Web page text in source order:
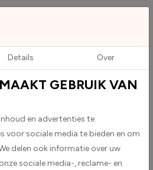
(Artikel 461 wetboek voor
als rechthoekige stickers.Deze
teksten.Artikel 461 Letterlijk staat in
volgende geschreven: ?Hij die, zonder
op eens anders grond waarvan de
Details Over
GEBRUIK VAN
en advertenties te
voor sociale media te bieden en om
delen ook informatie over uw
sociale media-, reclame- en